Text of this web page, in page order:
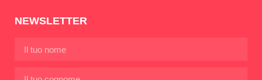
NEWSLETTER